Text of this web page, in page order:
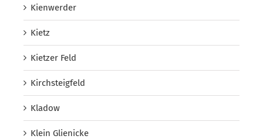
Kienwerder
Kietz
Kietzer Feld
Kirchsteigfeld
Kladow
Klein Glienicke